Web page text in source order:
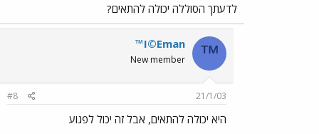
לדעתך הסוללה יכולה להתאים?
™
™I©Eman
New member
21/1/03
#8
היא יכולה להתאים, אבל זה יכול לפגוע